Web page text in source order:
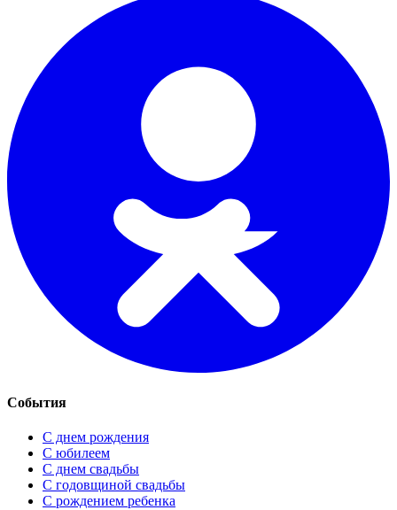
События
С днем рождения
С юбилеем
С днем свадьбы
С годовщиной свадьбы
С рождением ребенка